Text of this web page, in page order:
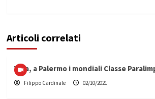
Articoli correlati
Vela, a Palermo i mondiali Classe
Filippo Cardinale 02/10/2021